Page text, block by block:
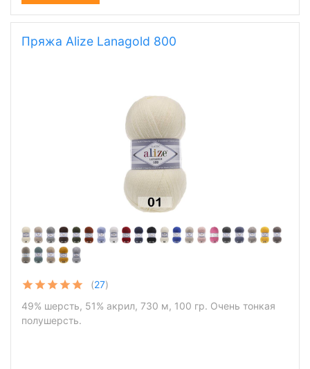
Пряжа Alize Lanagold 800
(27)
49% шерсть, 51% акрил, 730 м, 100 гр. Очень тонкая
полушерсть.